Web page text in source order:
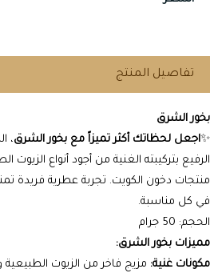
تفاصيل المنتج
بخور الشرق
✨اجعل لحظاتك أكثر تميزاً مع بخور الشرق،
الرفيع بتركيبته الغنية من أجود أنواع الزيوت
منتجات دخون الكويت. تجربة عطرية فريدة
في كل مناسبة.
الحجم: 50 جرام
مميزات بخور الشرق:
مكونات غنية: مزيج فاخر من الزيوت